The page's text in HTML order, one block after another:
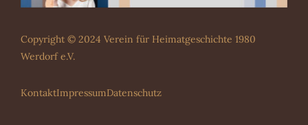
Copyright © 2024 Verein für Heimatgeschichte 1980
Werdorf e.V.
KontaktImpressumDatenschutz